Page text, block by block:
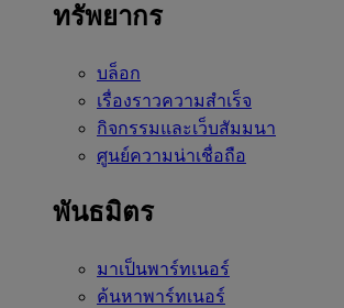
ทรัพยากร
บล็อก
เรื่องราวความสำเร็จ
กิจกรรมและเว็บสัมมนา
ศูนย์ความน่าเชื่อถือ
พันธมิตร
มาเป็นพาร์ทเนอร์
ค้นหาพาร์ทเนอร์